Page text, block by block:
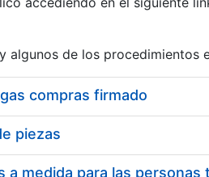
algunos de los procedimientos
compras firmado
piezas